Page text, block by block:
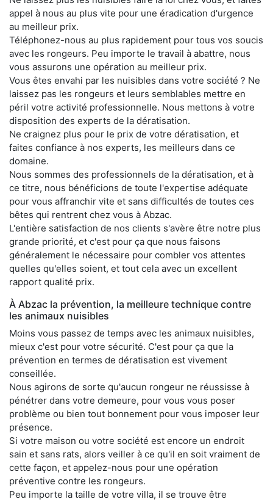
appel à nous au plus vite pour une éradication d'urgence
au meilleur prix.
Téléphonez-nous au plus rapidement pour tous vos soucis
avec les rongeurs. Peu importe le travail à abattre, nous
vous assurons une opération au meilleur prix.
Vous êtes envahi par les nuisibles dans votre société ? Ne
laissez pas les rongeurs et leurs semblables mettre en
péril votre activité professionnelle. Nous mettons à votre
disposition des experts de la dératisation.
Ne craignez plus pour le prix de votre dératisation, et
faites confiance à nos experts, les meilleurs dans ce
domaine.
Nous sommes des professionnels de la dératisation, et à
ce titre, nous bénéficions de toute l'expertise adéquate
pour vous affranchir vite et sans difficultés de toutes ces
bêtes qui rentrent chez vous à Abzac.
L'entière satisfaction de nos clients s'avère être notre plus
grande priorité, et c'est pour ça que nous faisons
généralement le nécessaire pour combler vos attentes
quelles qu'elles soient, et tout cela avec un excellent
rapport qualité prix.
À Abzac la prévention, la meilleure technique contre
les animaux nuisibles
Moins vous passez de temps avec les animaux nuisibles,
mieux c'est pour votre sécurité. C'est pour ça que la
prévention en termes de dératisation est vivement
conseillée.
Nous agirons de sorte qu'aucun rongeur ne réussisse à
pénétrer dans votre demeure, pour vous vous poser
problème ou bien tout bonnement pour vous imposer leur
présence.
Si votre maison ou votre société est encore un endroit
sain et sans rats, alors veiller à ce qu'il en soit vraiment de
cette façon, et appelez-nous pour une opération
préventive contre les rongeurs.
Peu importe la taille de votre villa, il se trouve être